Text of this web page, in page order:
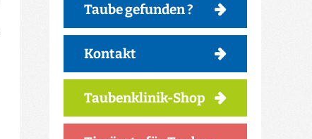
Taube gefunden ?
Kontakt
Taubenklinik-Shop